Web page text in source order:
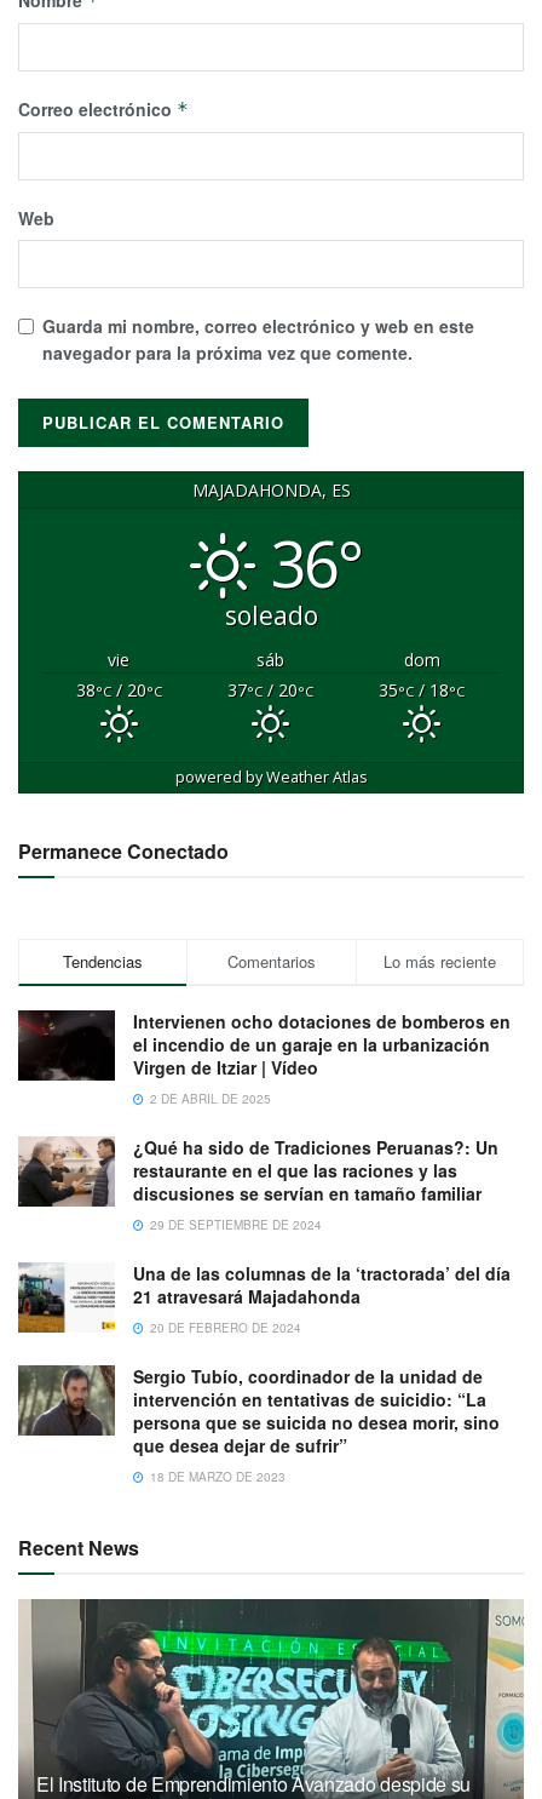
Correo electrónico *
Web
Guarda mi nombre, correo electrónico y web en este
navegador para la próxima vez que comente.
MAJADAHONDA, ES
36°
soleado
vie sáb
dom
38°C/ 20°C 37°C/ 20°C 35°C/ 18°C
powered byWeather Atlas
Permanece Conectado
Tendencias Comentarios Lo más reciente
Intervienen ocho dotaciones de bomberos en
el incendio de un garaje en la urbanización
Virgen de Itziar | Vídeo
2 DE ABRIL DE 2025
¿Qué ha sido de Tradiciones Peruanas?: Un
restaurante en el que las raciones y las
discusiones se servían en tamaño familiar
29 DE SEPTIEMBRE DE 2024
Una de las columnas de la ‘tractorada’ del día
21 atravesará Majadahonda
20 DE FEBRERO DE 2024
Sergio Tubío, coordinador de la unidad de
intervención en tentativas de suicidio: “La
persona que se suicida no desea morir, sino
que desea dejar de sufrir”
18 DE MARZO DE 2023
Recent News
El Instituto de Emprendimiento Avanzado despide su